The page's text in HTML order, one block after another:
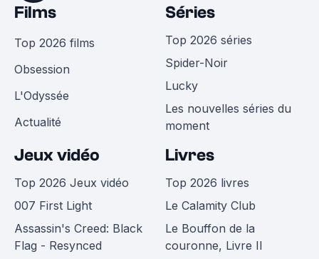
Films
Top 2026 films
Obsession
L'Odyssée
Actualité
Séries
Top 2026 séries
Spider-Noir
Lucky
Les nouvelles séries du
moment
Jeux vidéo
Top 2026 Jeux vidéo
007 First Light
Assassin's Creed: Black
Flag - Resynced
Livres
Top 2026 livres
Le Calamity Club
Le Bouffon de la
couronne, Livre II